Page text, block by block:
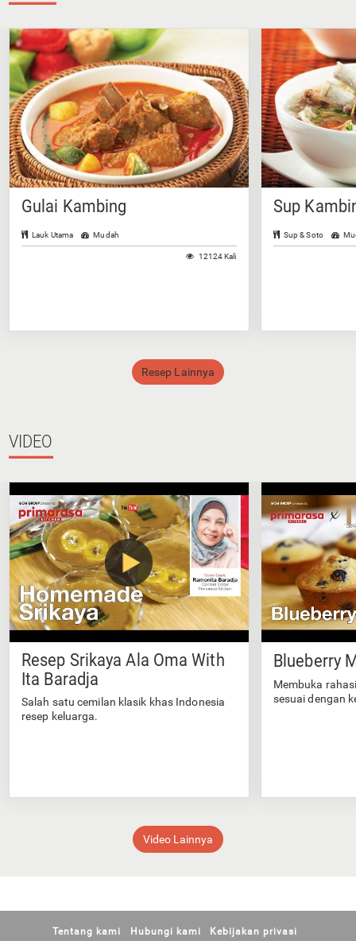
Gulai Kambing
Lauk Utama Mudah
12124 Kali
Sup
Sup & Soto
Resep Lainnya
VIDEO
Resep Srikaya Ala Oma With
Ita Baradja
Salah satu cemilan klasik khas Indonesia
resep keluarga.
Blueberry
Membuka
sesuai dengan
Video Lainnya
Tentang kami Hubungi kami Kebijakan privasi